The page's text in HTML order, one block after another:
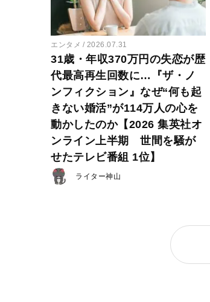
エンタメ 2026.07.31
31歳・年収370万円の失恋が歴
代最高再生回数に…『ザ・ノ
ンフィクション』なぜ“何も起
きない婚活”が114万人の心を
動かしたのか【2026 集英社オ
ンライン上半期 世間を騒が
せたテレビ番組 1位】
ライター神山